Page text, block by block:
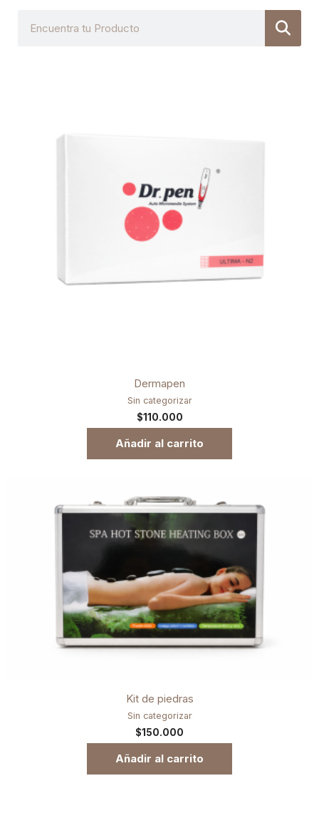
Dermapen
Sin categorizar
$110.000
Añadir al carrito
Kit de piedras
Sin categorizar
$150.000
Añadir al carrito